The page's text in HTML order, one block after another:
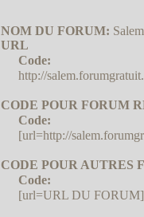
NOM DU FORUM: Salem
URL
Code:
http://
CODE POUR FORUM
Code:
[url=http://
CODE POUR AUTRES
Code:
[url=URL DU